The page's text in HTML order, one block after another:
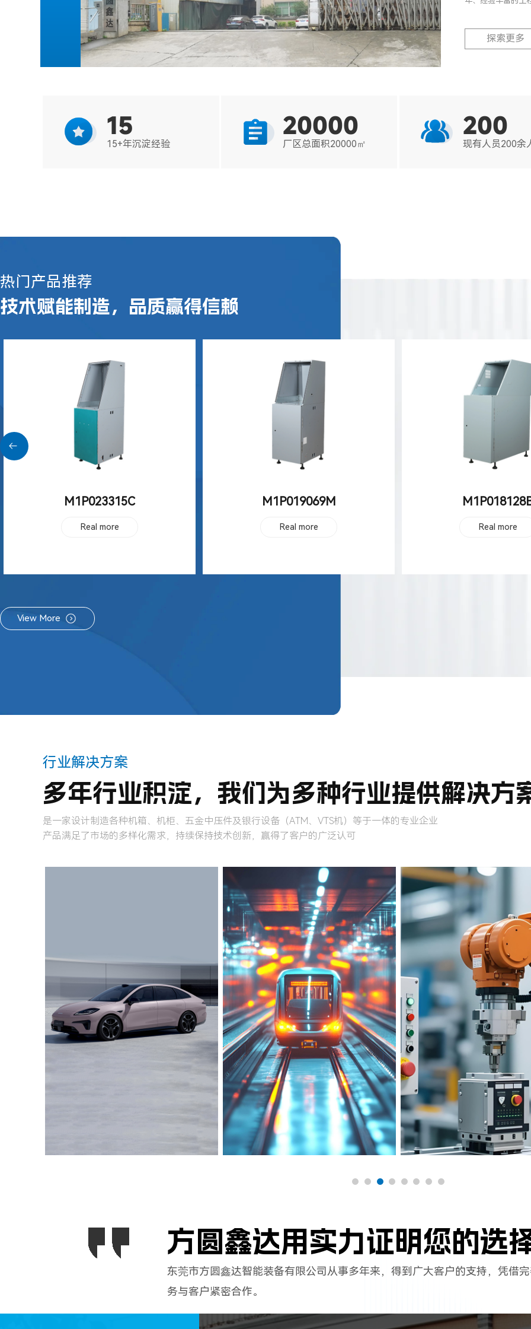
探索更多
 15
15+年沉淀经验  20000
厂区总面积20000㎡  200
现有人员200余
热门产品推荐
技术赋能制造，品质赢得信赖
M1P019069M M1P018128B
View More
行业解决方案
多年行业积淀，我们为多种行业提供解决方
是一家设计制造各种机箱、机柜、五金中压件及银行设备（ATM、VTS机）等于一体的专业企业
产品满足了市场的多样化需求，持续保持技术创新，赢得了客户的广泛认可
工业 安防监控 商业综合
方圆鑫达用实力证明您的选
东莞市方圆鑫达智能装备有限公司从事多年来，得到广大客户的支持，凭借
务与客户紧密合作。